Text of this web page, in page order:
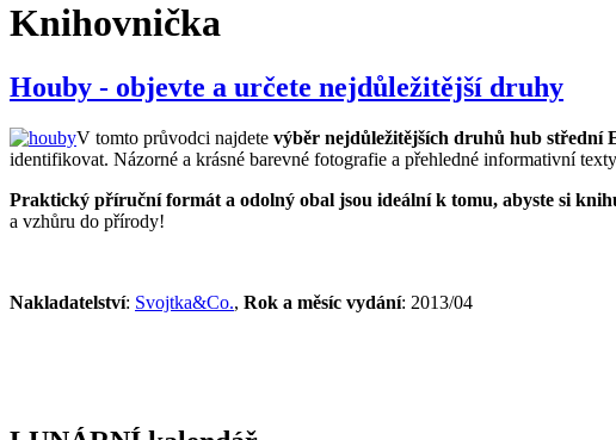
Knihovnička
Houby - objevte a určete nejdůležitější druhy
V tomto průvodci najdete výběr nejdůležitějších druhů hub střední
identifikovat. Názorné a krásné barevné fotografie a přehledné informativní
Praktický příruční formát a odolný obal jsou ideální k tomu, abyste si
a vzhůru do přírody!
Nakladatelství: Svojtka&Co., Rok a měsíc vydání: 2013/04